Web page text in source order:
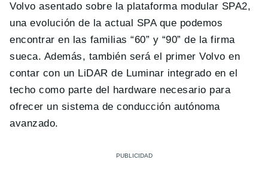
Volvo asentado sobre la plataforma modular SPA2,
una evolución de la actual SPA que podemos
encontrar en las familias “60” y “90” de la firma
sueca. Además, también será el primer Volvo en
contar con un LiDAR de Luminar integrado en el
techo como parte del hardware necesario para
ofrecer un sistema de conducción autónoma
avanzado.